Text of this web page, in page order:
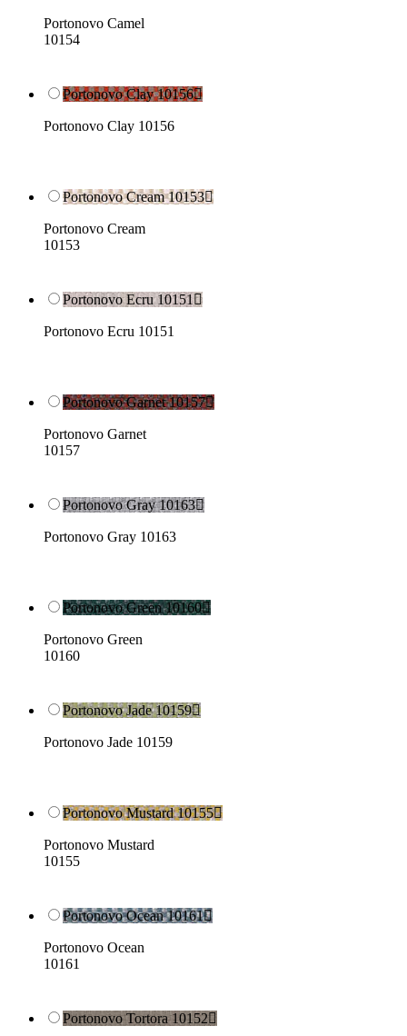
Portonovo Camel
10154
Portonovo Clay 10156
Portonovo Clay 10156
Portonovo Cream 10153
Portonovo Cream
10153
Portonovo Ecru 10151
Portonovo Ecru 10151
Portonovo Garnet 10157
Portonovo Garnet
10157
Portonovo Gray 10163
Portonovo Gray 10163
Portonovo Green 10160
Portonovo Green
10160
Portonovo Jade 10159
Portonovo Jade 10159
Portonovo Mustard 10155
Portonovo Mustard
10155
Portonovo Ocean 10161
Portonovo Ocean
10161
Portonovo Tortora 10152